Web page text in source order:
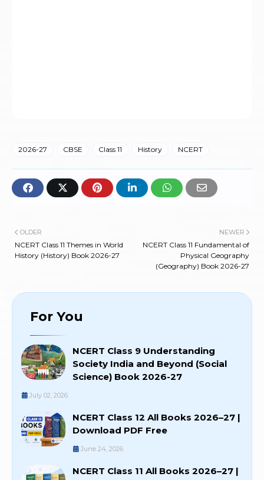
2026-27 CBSE Class 11 History NCERT
NEWER
NCERT Class 11 Fundamental of
Physical Geography
(Geography) Book 2026-27
OLDER
NCERT Class 11 Themes in World
History (History) Book 2026-27
For You
NCERT Class 9 Understanding
Society India and Beyond (Social
Science) Book 2026-27
July 02, 2026
NCERT Class 12 All Books 2026–27 |
Download PDF Free
June 24, 2026
NCERT Class 11 All Books 2026–27 |